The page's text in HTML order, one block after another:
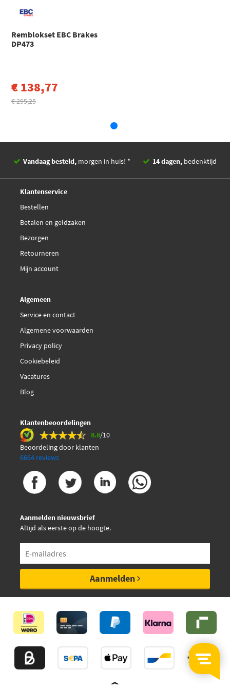
Panther
Textar 2162501
Ford
SCORPIO I Turnier (GGE) Stationwagen (1988 - 1994)
Ford
Sierra
SIERRA I Hatchback (GBC) (1982 - 1987)
Remblokset EBC Brakes
DP473
€ 138,77
€ 295,25
Vandaag besteld, morgen in huis! * 14 dagen, bedenktijd
Klantenservice
Bestellen
Betalen en geldzaken
Bezorgen
Retourneren
Mijn account
Algemeen
Service en contact
Algemene voorwaarden
Privacy policy
Cookiebeleid
Vacatures
Blog
Klantenbeoordelingen
8.8/10
Beoordeling door klanten
6664 reviews
Aanmelden nieuwsbrief
Altijd als eerste op de hoogte.
Aanmelden